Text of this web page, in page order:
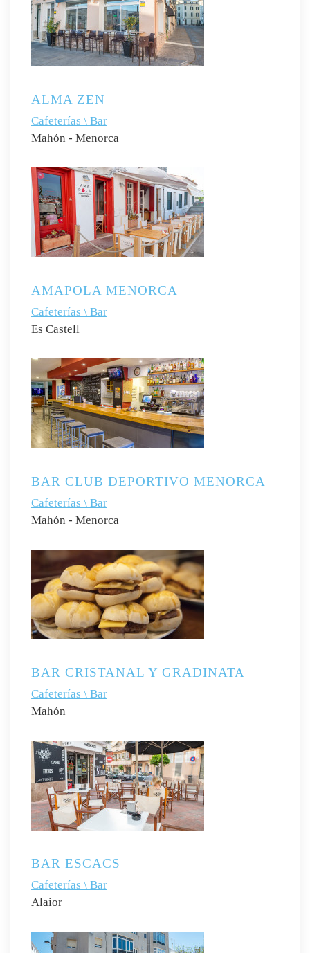
ALMA ZEN
Cafeterías \ Bar
Mahón - Menorca
AMAPOLA MENORCA
Cafeterías \ Bar
Es Castell
BAR CLUB DEPORTIVO MENORCA
Cafeterías \ Bar
Mahón - Menorca
BAR CRISTANAL Y GRADINATA
Cafeterías \ Bar
Mahón
BAR ESCACS
Cafeterías \ Bar
Alaior